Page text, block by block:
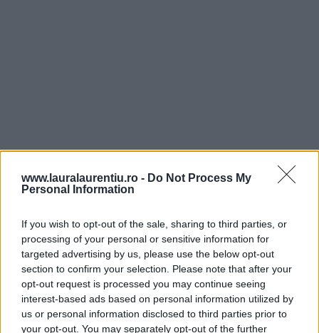
www.lauralaurentiu.ro - Do Not Process My
Personal Information
If you wish to opt-out of the sale, sharing to third parties, or
processing of your personal or sensitive information for
targeted advertising by us, please use the below opt-out
section to confirm your selection. Please note that after your
opt-out request is processed you may continue seeing
interest-based ads based on personal information utilized by
us or personal information disclosed to third parties prior to
your opt-out. You may separately opt-out of the further